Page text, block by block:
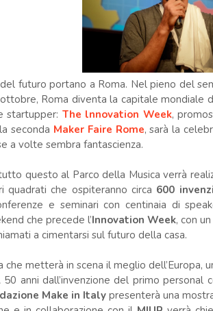
futuro portano a Roma. Nel pieno del
Roma diventa la capitale mondiale
startupper: The lnnovation Week,
seconda Maker Faire Rome, sarà la
a volte sembra fantascienza.
questo al Parco della Musica verrà
quadrati che ospiteranno circa 600
e seminari con centinaia di
che precede l’Innovation Week, con un
a cimentarsi sul futuro della casa.
che metterà in scena il meglio dell’Europa,
50 anni dall’invenzione del primo personal
Make in Italypresenterà una